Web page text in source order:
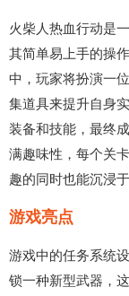
火柴人热血行动是
其简单易上手的操
中，玩家将扮演一
集道具来提升自身
装备和技能，最终
满趣味性，每个关
趣的同时也能沉浸
游戏亮点
游戏中的任务系统
锁一种新型武器，